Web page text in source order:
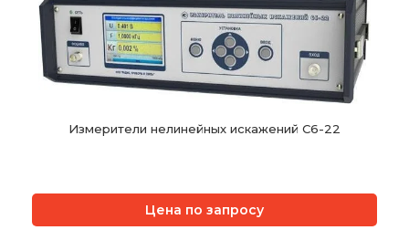
Измерители нелинейных искажений С6-22
Цена по запросу